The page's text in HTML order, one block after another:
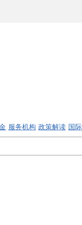
服务机构 政策解读 国